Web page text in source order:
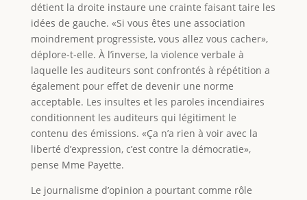
détient la droite instaure une crainte faisant taire les
idées de gauche. «Si vous êtes une association
moindrement progressiste, vous allez vous cacher»,
déplore-t-elle. À l’inverse, la violence verbale à
laquelle les auditeurs sont confrontés à répétition a
également pour effet de devenir une norme
acceptable. Les insultes et les paroles incendiaires
conditionnent les auditeurs qui légitiment le
contenu des émissions. «Ça n’a rien à voir avec la
liberté d’expression, c’est contre la démocratie»,
pense Mme Payette.
Le journalisme d’opinion a pourtant comme rôle